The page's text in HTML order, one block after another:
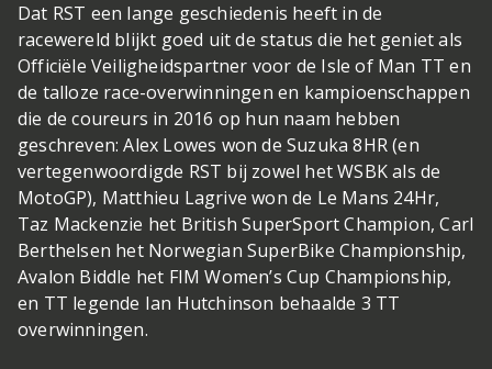
Dat RST een lange geschiedenis heeft in de
racewereld blijkt goed uit de status die het geniet als
Officiële Veiligheidspartner voor de Isle of Man TT en
de talloze race-overwinningen en kampioenschappen
die de coureurs in 2016 op hun naam hebben
geschreven: Alex Lowes won de Suzuka 8HR (en
vertegenwoordigde RST bij zowel het WSBK als de
MotoGP), Matthieu Lagrive won de Le Mans 24Hr,
Taz Mackenzie het British SuperSport Champion, Carl
Berthelsen het Norwegian SuperBike Championship,
Avalon Biddle het FIM Women’s Cup Championship,
en TT legende Ian Hutchinson behaalde 3 TT
overwinningen.